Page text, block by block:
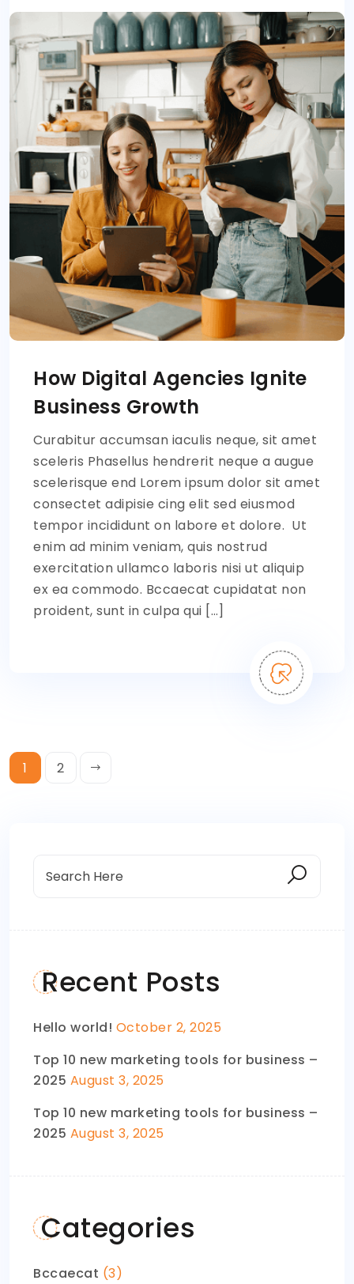
How Digital Agencies Ignite
Business Growth
Curabitur accumsan iaculis neque, sit amet
sceleris Phasellus hendrerit neque a augue
scelerisque end Lorem ipsum dolor sit amet
consectet adipisie cing elit sed eiusmod
tempor incididunt on labore et dolore. Ut
enim ad minim veniam, quis nostrud
exercitation ullamco laboris nisi ut aliquip
ex ea commodo. Bccaecat cupidatat non
proident, sunt in culpa qui […]
1 2
Recent Posts
Hello world! October 2, 2025
Top 10 new marketing tools for business –
2025 August 3, 2025
Top 10 new marketing tools for business –
2025 August 3, 2025
Categories
Bccaecat (3)